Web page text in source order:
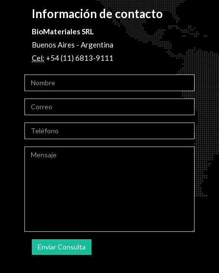
Información de contacto
BioMateriales SRL
Buenos Aires - Argentina
Cel: +54 (11) 6813-9111
Enviar Consulta